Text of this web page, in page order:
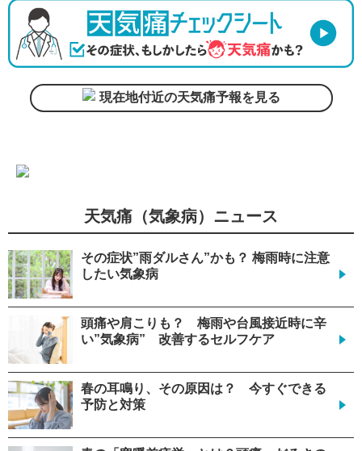
現在地付近の天気痛予報を見る
天気痛（気象病）ニュース
その症状”雨ダルさん”かも？ 梅雨時に注意
したい気象病
頭痛や肩こりも？ 梅雨や台風接近時に辛
い”気象病” 改善するセルフケア
春の耳鳴り、その原因は？ 今すぐできる
予防と対策